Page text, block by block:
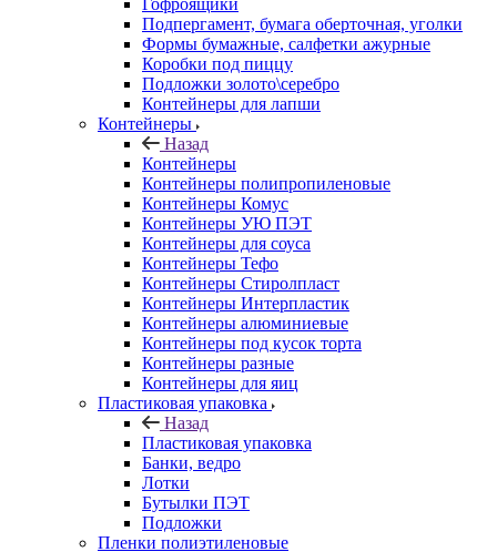
Гофроящики
Подпергамент, бумага оберточная, уголки
Формы бумажные, салфетки ажурные
Коробки под пиццу
Подложки золото\серебро
Контейнеры для лапши
Контейнеры
Назад
Контейнеры
Контейнеры полипропиленовые
Контейнеры Комус
Контейнеры УЮ ПЭТ
Контейнеры для соуса
Контейнеры Тефо
Контейнеры Стиролпласт
Контейнеры Интерпластик
Контейнеры алюминиевые
Контейнеры под кусок торта
Контейнеры разные
Контейнеры для яиц
Пластиковая упаковка
Назад
Пластиковая упаковка
Банки, ведро
Лотки
Бутылки ПЭТ
Подложки
Пленки полиэтиленовые